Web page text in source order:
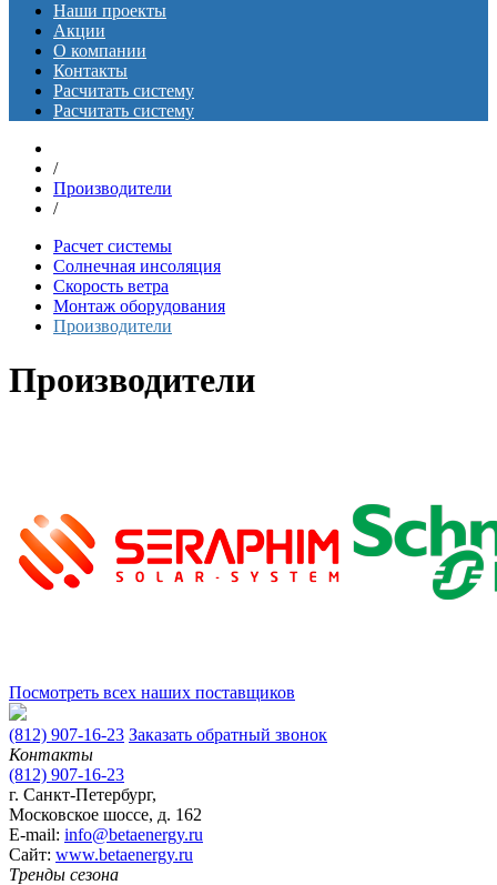
Наши проекты
Акции
О компании
Контакты
Расчитать систему
Расчитать систему
/
Производители
/
Расчет системы
Солнечная инсоляция
Скорость ветра
Монтаж оборудования
Производители
Производители
Посмотреть всех наших поставщиков
(812) 907-16-23 Заказать обратный звонок
Контакты
(812) 907-16-23
г. Санкт-Петербург,
Московское шоссе, д. 162
E-mail: info@betaenergy.ru
Cайт: www.betaenergy.ru
Тренды сезона